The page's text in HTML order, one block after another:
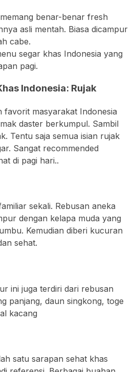
benar-benar fresh
asli mentah. Biasa dicampur
cabe.
segar khas Indonesia yang
pagi.
Indonesia: Rujak
favorit masyarakat Indonesia
daster berkumpul. Sambil
Tentu saja semua isian rujak
Sangat recommended
di pagi hari..
sekali. Rebusan aneka
dengan kelapa muda yang
Kemudian diberi kucuran
sehat.
ini juga terdiri dari rebusan
panjang, daun singkong, toge
kacang
satu sarapan sehat khas